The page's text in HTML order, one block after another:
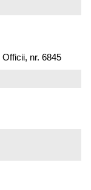
nr. 6845